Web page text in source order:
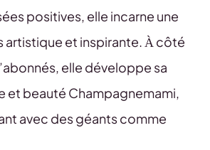
positives, elle incarne une
artistique et inspirante. À côté
elle développe sa
et beauté Champagnemami,
avec des géants comme